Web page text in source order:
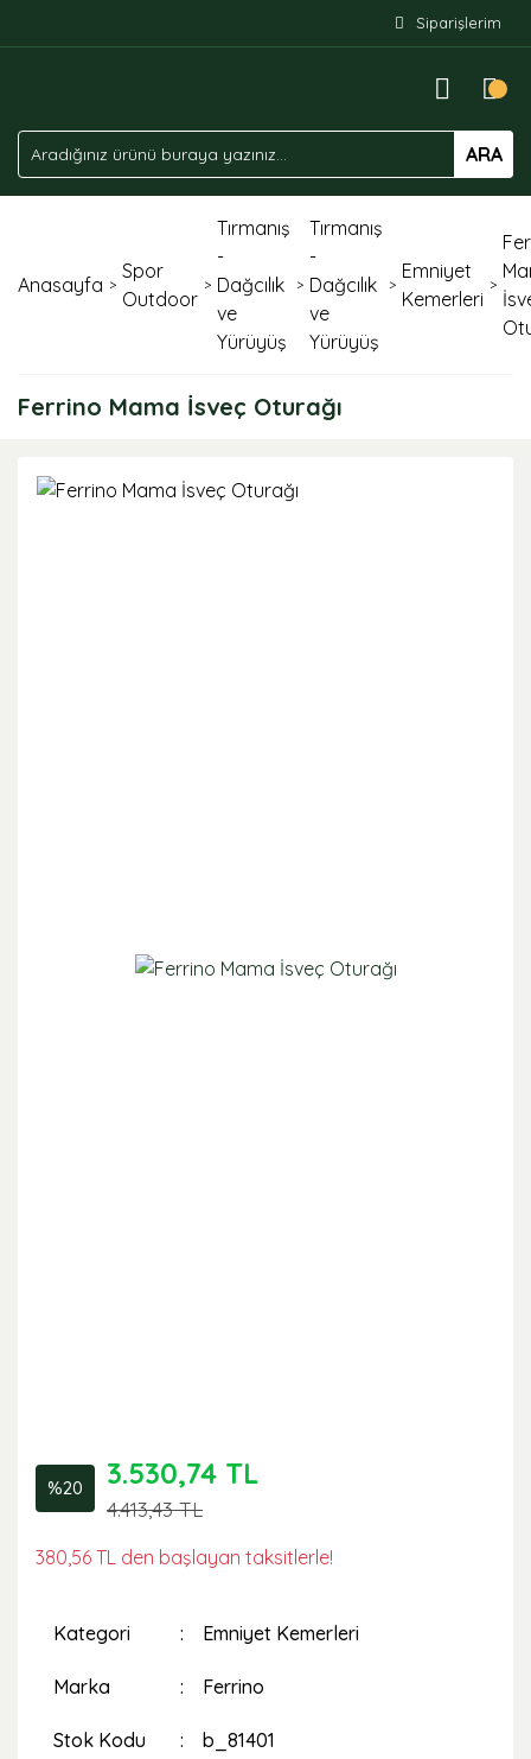
Siparişlerim
ARA
Anasayfa
Spor
Outdoor
Tırmanış
-
Dağcılık
ve
Yürüyüş
Tırmanış
-
Dağcılık
ve
Yürüyüş
Emniyet
Kemerleri
Ferrino Mama İsveç Oturağı
%20 3.530,74 TL
4.413,43 TL
380,56 TL den başlayan taksitlerle!
Kategori Emniyet Kemerleri
Marka Ferrino
Stok Kodu b_81401